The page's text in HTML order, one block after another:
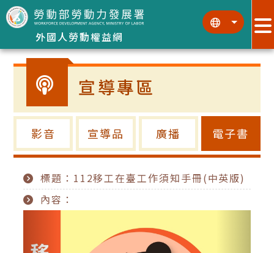
跳到主要內容區塊
外國人勞動權益網
::: :::
宣導專區
影音 宣導品 廣播 電子書
標題：112移工在臺工作須知手冊(中英版)
內容：